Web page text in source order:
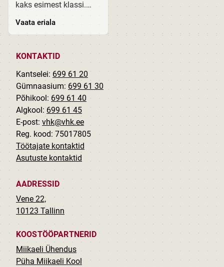
kaks esimest klassi.
korraldatud kontserdid,
suurt huvi...
Vaata eriala
KONTAKTID
Kantselei: 699 61 20
Gümnaasium: 699 61 30
Põhikool: 699 61 40
Algkool: 699 61 45
E-post: vhk@vhk.ee
Reg. kood: 75017805
Töötajate kontaktid
Asutuste kontaktid
AADRESSID
Vene 22,
10123 Tallinn
KOOSTÖÖPARTNERID
Miikaeli Ühendus
Püha Miikaeli Kool